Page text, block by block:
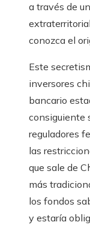
a través de
conozca el
Este
inversores
bancario
consiguiente
reguladores
las
que sale de
más
los fondos
y estaría